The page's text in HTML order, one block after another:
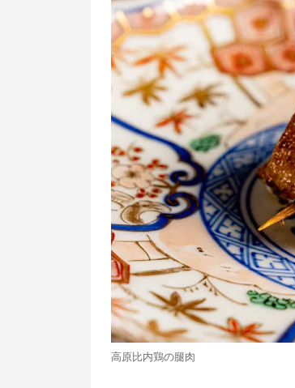
高原比内鶏の腿肉